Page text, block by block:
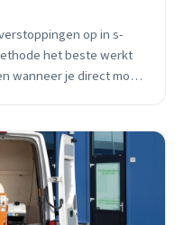
op in s-
het beste werkt
wanneer je direct moet